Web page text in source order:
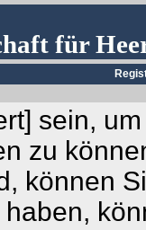
für
] sein,
zu
können